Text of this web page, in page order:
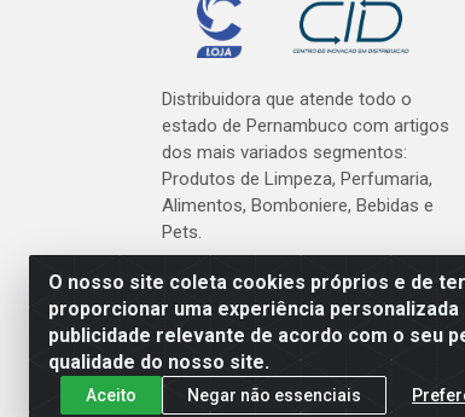
O nosso site coleta cookies próprios e de
proporcionar uma experiência
publicidade relevante de acordo com o seu
qualidade do nosso site.
Aceito Negar não essenciais
Distribuidora que atende todo o
estado de Pernambuco com artigos
dos mais variados segmentos:
Produtos de Limpeza, Perfumaria,
Alimentos, Bomboniere, Bebidas e
Pets.
Cardeal